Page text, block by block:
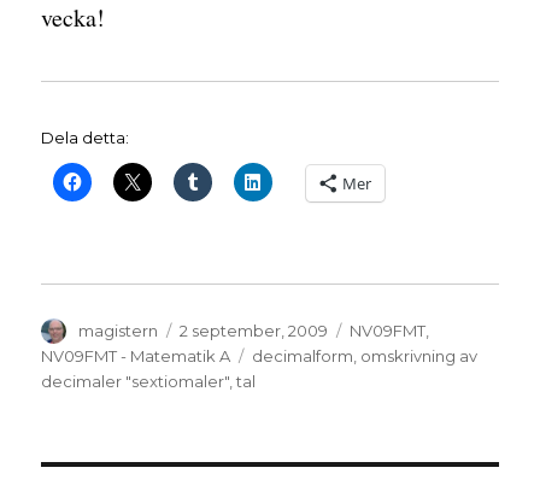
vecka!
Dela detta:
Mer
Författare
magistern
Publicerat
den
2 september, 2009 Kategorier
NV09FMT,
NV09FMT - Matematik A
Etiketter
decimalform, omskrivning av
decimaler "sextiomaler",tal